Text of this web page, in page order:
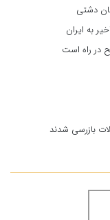
دشتی
به ایران
در راه است
بازرسی شدند